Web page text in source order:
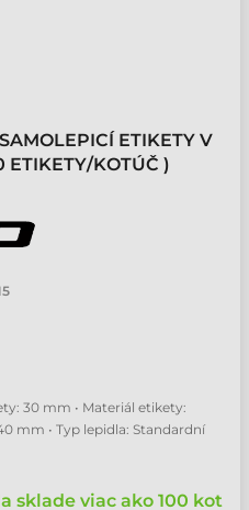
ETIKETY V
ETIKETY/KOTÚČ )
30 mm • Materiál etikety:
mm • Typ lepidla: Standardní
sklade viac ako 100 kot